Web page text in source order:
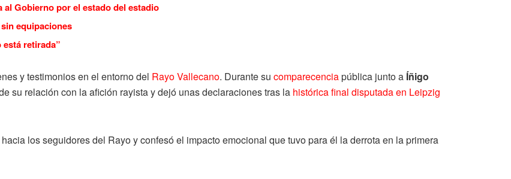
al Gobierno por el estado del estadio
equipaciones
retirada”
y testimonios en el entorno del Rayo Vallecano. Durante su comparecenciapública junto a Íñigo
su relación con la afición rayista y dejó unas declaraciones tras la histórica final disputada en Leipzig
los seguidores del Rayo y confesó el impacto emocional que tuvo para él la derrota en la primera